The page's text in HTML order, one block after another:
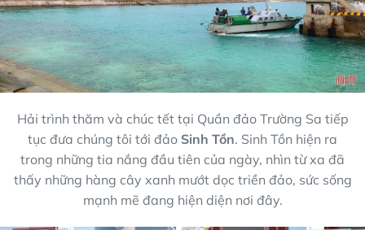
Hải trình thăm và chúc tết tại Quần đảo Trường Sa tiếp
tục đưa chúng tôi tới đảo Sinh Tồn. Sinh Tồn hiện ra
trong những tia nắng đầu tiên của ngày, nhìn từ xa đã
thấy những hàng cây xanh mướt dọc triền đảo, sức sống
mạnh mẽ đang hiện diện nơi đây.